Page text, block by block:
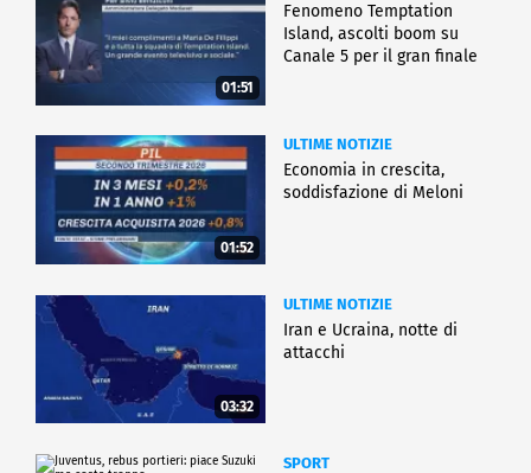
01:51
Fenomeno Temptation
Island, ascolti boom su
Canale 5 per il gran finale
01:52
ULTIME NOTIZIE
Economia in crescita,
soddisfazione di Meloni
03:32
ULTIME NOTIZIE
Iran e Ucraina, notte di
attacchi
SPORT